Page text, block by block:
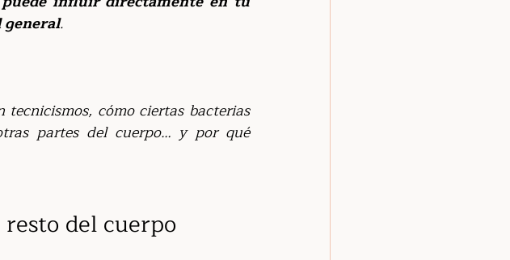
general.
cómo ciertas bacterias
partes del cuerpo… y por qué
del cuerpo